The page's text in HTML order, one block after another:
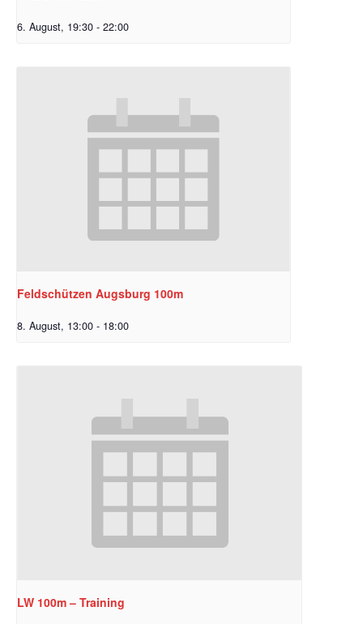
6. August, 19:30 - 22:00
Feldschützen Augsburg 100m
8. August, 13:00 - 18:00
LW 100m – Training